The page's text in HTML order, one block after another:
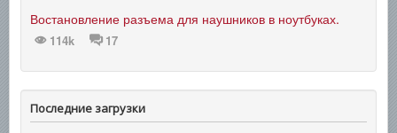
Востановление разъема для наушников в ноутбуках.
114k 17
Последние загрузки